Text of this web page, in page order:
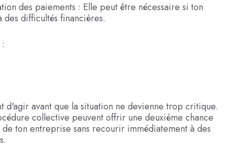
des paiements : Elle peut être nécessaire si ton
difficultés financières.
d'agir avant que la situation ne devienne trop critique.
collective peuvent offrir une deuxième chance
ton entreprise sans recourir immédiatement à des